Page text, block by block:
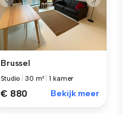
Brussel
Studio |30 m² |1 kamer
€ 880 Bekijk meer